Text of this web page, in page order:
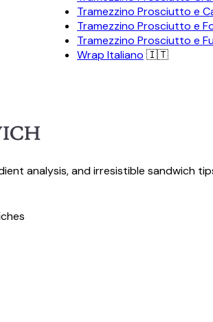
Tramezzino Prosciutto e
Tramezzino Prosciutto e
Tramezzino Prosciutto e
Wrap Italiano 🇮🇹
analysis, and irresistible sandwich